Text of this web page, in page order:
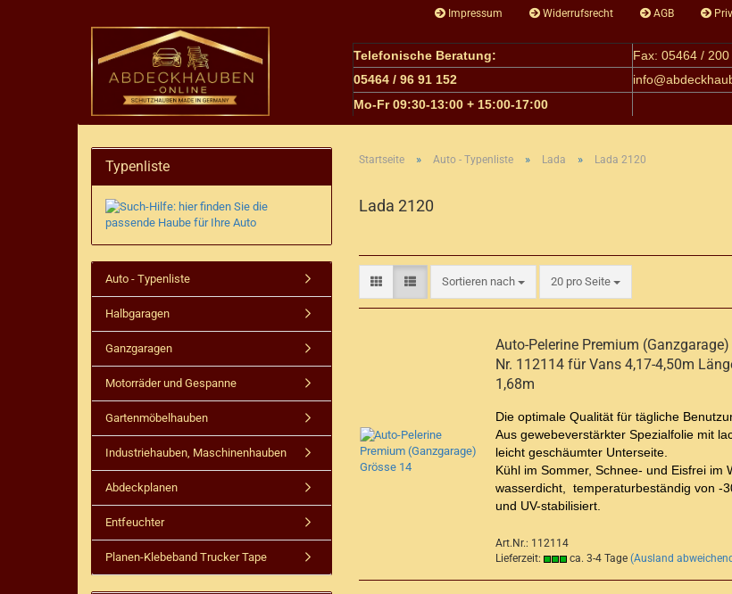
Impressum Widerrufsrecht AGB
Telefonische Beratung:
Fax: 05464 /
05464 / 96 91 152
info@
Mo-Fr 09:30-13:00 + 15:00-17:00
Startseite » Auto - Typenliste » Lada » Lada 2120
Lada 2120
Sortieren nach
Sortieren nach 20 pro Seite
pro Seite
Auto-Pelerine Premium
Nr. 112114 für Vans 4,17-4,50m
1,68m
Die optimale Qualität für tägliche
Aus gewebeverstärkter Spezialfolie mit
leicht geschäumter Unterseite.
Kühl im Sommer, Schnee- und Eisfrei im
wasserdicht, temperaturbeständig von -
und UV-stabilisiert.
Art.Nr.: 112114
Lieferzeit:
ca. 3-4 Tage (Ausland
Typenliste
Auto - Typenliste
Halbgaragen
Ganzgaragen
Motorräder und Gespanne
Gartenmöbelhauben
Industriehauben, Maschinenhauben
Abdeckplanen
Entfeuchter
Planen-Klebeband Trucker Tape